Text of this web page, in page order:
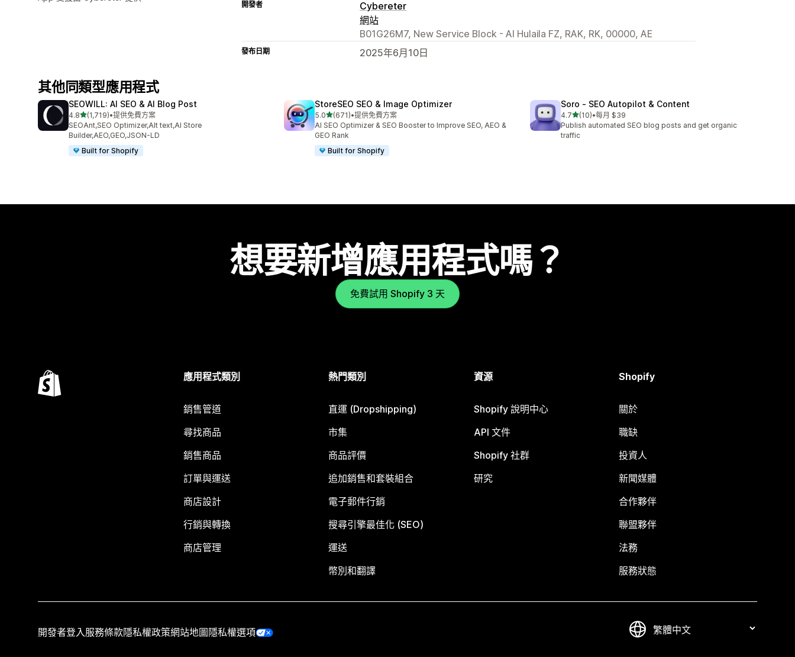
開發者
Cybereter
網站
B01G26M7, New Service Block - Al Hulaila FZ, RAK, RK, 00000, AE
發布日期 2025年6月10日
其他同類型應用程式
SEOWILL: AI SEO & AI Blog Post
4.8滿分 5 顆星
(1,719)
共有 1719 則評價
•提供免費方案
SEOAnt,SEO Optimizer,Alt text,AI Store
Builder,AEO,GEO,JSON-LD
Built for Shopify
StoreSEO SEO & Image Optimizer
5.0滿分 5 顆星
(671)
共有 671 則評價
•提供免費方案
AI SEO Optimizer & SEO Booster to Improve SEO, AEO &
GEO Rank
Built for Shopify
Soro ‑ SEO Autopilot & Content
4.7滿分 5 顆星
(10)
共有 10 則評價
•每月 $39
Publish automated SEO blog posts and get organic
traffic
想要新增應用程式嗎？
免費試用 Shopify 3 天
應用程式類別
銷售管道
尋找商品
銷售商品
訂單與運送
商店設計
行銷與轉換
商店管理
熱門類別
直運 (Dropshipping)
市集
商品評價
追加銷售和套裝組合
電子郵件行銷
搜尋引擎最佳化 (SEO)
運送
幣別和翻譯
資源
Shopify 說明中心
API 文件
Shopify 社群
研究
Shopify
關於
職缺
投資人
新聞媒體
合作夥伴
聯盟夥伴
法務
服務狀態
開發者登入服務條款隱私權政策網站地圖 隱私權選項